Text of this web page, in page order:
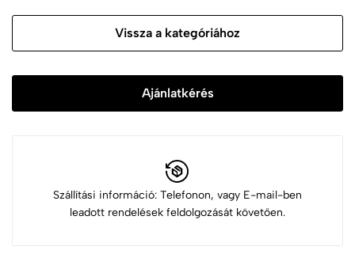
Vissza a kategóriához
Ajánlatkérés
Szállítási információ: Telefonon, vagy E-mail-ben
leadott rendelések feldolgozását követően.